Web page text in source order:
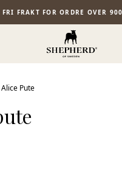
FRI FRAKT FOR ORDRE OVER
Alice Pute